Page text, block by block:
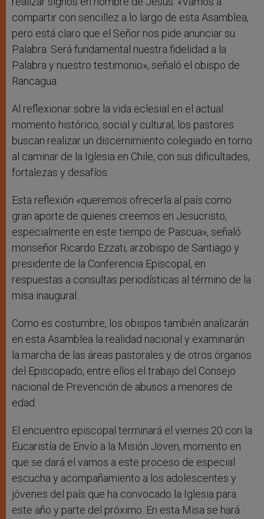
compartir con sencillez a lo largo de esta Asamblea,
pero está claro que el Señor nos pide anunciar su
Palabra. Será fundamental nuestra fidelidad a la
Palabra y nuestro testimonio», señaló el obispo de
Rancagua.
Al reflexionar sobre la vida eclesial en el actual
momento histórico, social y cultural, los pastores
buscan realizar un discernimiento colegiado en torno
al caminar de la Iglesia en Chile, con sus dificultades,
fortalezas y desafíos.
Esta reflexión «queremos ofrecerla al país como
gran aporte de quienes creemos en Jesucristo,
especialmente en este tiempo de Pascua», señaló
monseñor Ricardo Ezzati, arzobispo de Santiago y
presidente de la Conferencia Episcopal, en
respuestas a consultas periodísticas al término de la
misa inaugural.
Como es costumbre, los obispos también analizarán
en esta Asamblea la realidad nacional y examinarán
la marcha de las áreas pastorales y de otros órganos
del Episcopado, entre ellos el trabajo del Consejo
nacional de Prevención de abusos a menores de
edad.
El encuentro episcopal terminará el viernes 20 con la
Eucaristía de Envío a la Misión Joven, momento en
que se dará el vamos a este proceso de especial
escucha y acompañamiento a los adolescentes y
jóvenes del país que ha convocado la Iglesia para
este año y parte del próximo. En esta Misa se hará